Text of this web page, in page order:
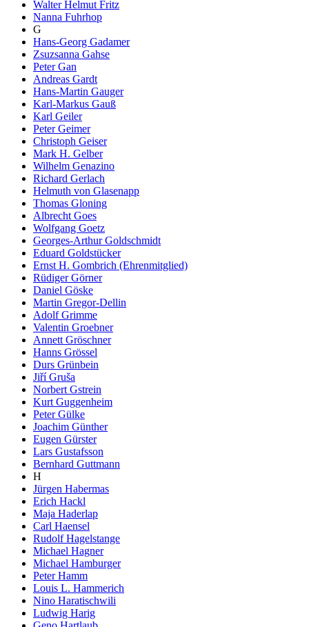
Walter Helmut Fritz
Nanna Fuhrhop
G
Hans-Georg Gadamer
Zsuzsanna Gahse
Peter Gan
Andreas Gardt
Hans-Martin Gauger
Karl-Markus Gauß
Karl Geiler
Peter Geimer
Christoph Geiser
Mark H. Gelber
Wilhelm Genazino
Richard Gerlach
Helmuth von Glasenapp
Thomas Gloning
Albrecht Goes
Wolfgang Goetz
Georges-Arthur Goldschmidt
Eduard Goldstücker
Ernst H. Gombrich (Ehrenmitglied)
Rüdiger Görner
Daniel Göske
Martin Gregor-Dellin
Adolf Grimme
Valentin Groebner
Annett Gröschner
Hanns Grössel
Durs Grünbein
Jiří Gruša
Norbert Gstrein
Kurt Guggenheim
Peter Gülke
Joachim Günther
Eugen Gürster
Lars Gustafsson
Bernhard Guttmann
H
Jürgen Habermas
Erich Hackl
Maja Haderlap
Carl Haensel
Rudolf Hagelstange
Michael Hagner
Michael Hamburger
Peter Hamm
Louis L. Hammerich
Nino Haratischwili
Ludwig Harig